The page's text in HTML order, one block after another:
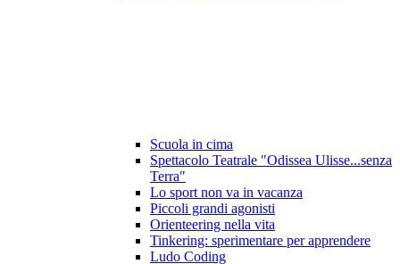
Scuola in cima
Spettacolo Teatrale "Odissea Ulisse...senza
Terra"
Lo sport non va in vacanza
Piccoli grandi agonisti
Orienteering nella vita
Tinkering: sperimentare per apprendere
Ludo Coding